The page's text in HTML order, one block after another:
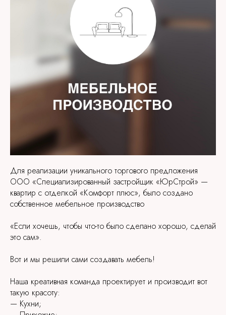
Для реализации уникального торгового предложения
ООО «Специализированный застройщик «ЮрСтрой» —
квартир с отделкой «Комфорт плюс», было создано
собственное мебельное производство
«Если хочешь, чтобы что-то было сделано хорошо, сделай
это сам».
Вот и мы решили сами создавать мебель!
Наша креативная команда проектирует и производит вот
такую красоту:
— Кухни;